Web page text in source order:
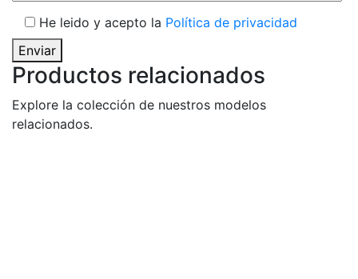
He leido y acepto la Política de privacidad
Enviar
Productos relacionados
Explore la colección de nuestros modelos
relacionados.